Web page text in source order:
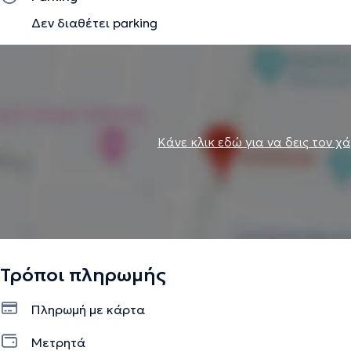
Δεν διαθέτει parking
Κάνε κλικ εδώ για να δεις τον
Τρόποι πληρωμής
Πληρωμή με κάρτα
Μετρητά